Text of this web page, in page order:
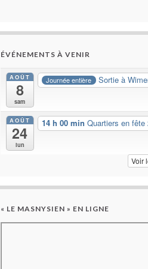
ÉVÉNEMENTS À VENIR
AOÛT
8
sam
Journée entière Sortie à
AOÛT
24
lun
14 h 00 min Quartiers en fête
Voir
« LE MASNYSIEN » EN LIGNE